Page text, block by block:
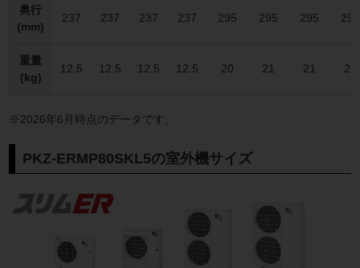
奥行
(mm)
237 237 237 237 295 295 295 295
重量
(kg)
12.5 12.5 12.5 12.5 20 21 21 21
※2026年6月時点のデータです。
PKZ-ERMP80SKL5の室外機サイズ